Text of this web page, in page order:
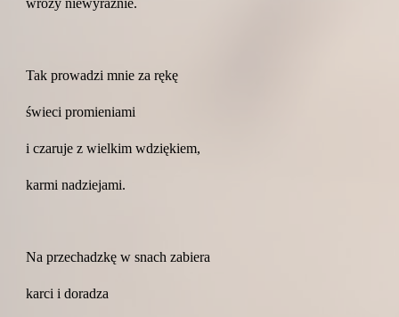
wróży niewyraźnie.
Tak prowadzi mnie za rękę
świeci promieniami
i czaruje z wielkim wdziękiem,
karmi nadziejami.
Na przechadzkę w snach zabiera
karci i doradza